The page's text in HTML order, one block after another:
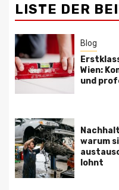
LISTE DER
Blog
Wien:
und
warum
lohnt